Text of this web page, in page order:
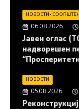
НОВОСТИ•
06.08.2026
Јавен оглас
надворешен
НОВОСТИ
05.08.2026